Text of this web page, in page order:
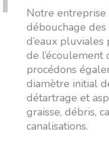
Notre
débouchage des
d’eaux
de l’écoulement
procédons
diamètre initial
détartrage et
graisse, débris,
canalisations.